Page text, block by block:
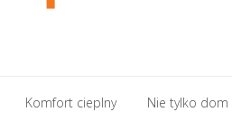
Komfort cieplny Nie tylko dom